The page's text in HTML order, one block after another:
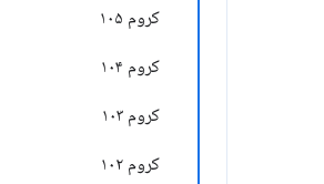
کروم ۱۰۵
کروم ۱۰۴
کروم ۱۰۳
کروم ۱۰۲